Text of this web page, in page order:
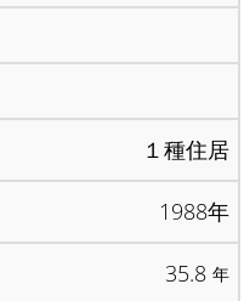
１種住居
1988年
35.8 年